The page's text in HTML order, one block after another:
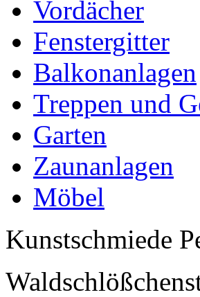
Vordächer
Fenstergitter
Balkonanlagen
Treppen und
Garten
Zaunanlagen
Möbel
Kunstschmiede